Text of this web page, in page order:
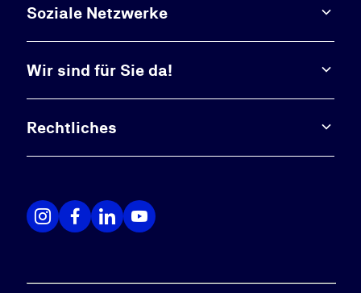
Soziale Netzwerke
Wir sind für Sie da!
Rechtliches